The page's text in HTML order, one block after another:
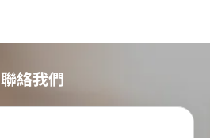
聯絡我們